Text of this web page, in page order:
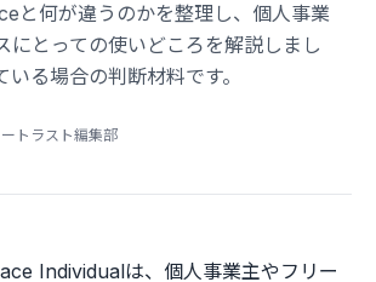
と何が違うのかを整理し、個人事業
にとっての使いどころを解説しまし
る場合の判断材料です。
トラスト編集部
Individualは、個人事業主やフリー